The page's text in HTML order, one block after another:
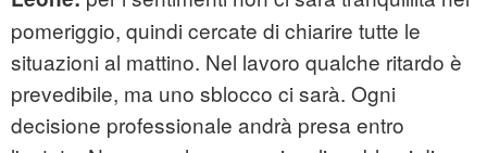
pomeriggio, quindi cercate di chiarire tutte le
situazioni al mattino. Nel lavoro qualche ritardo è
prevedibile, ma uno sblocco ci sarà. Ogni
decisione professionale andrà presa entro